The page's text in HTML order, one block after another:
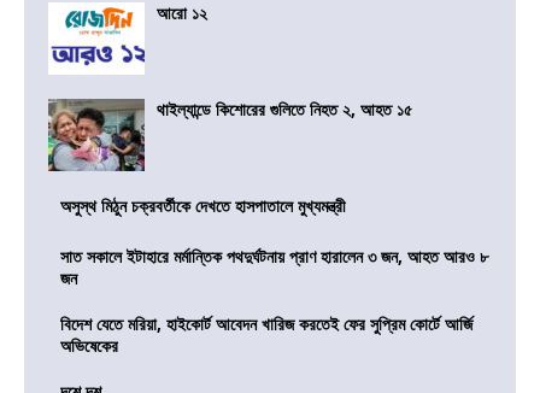
আরো ১২
থাইল্যান্ডে কিশোরের গুলিতে নিহত ২, আহত ১৫
অসুস্থ মিঠুন চক্রবর্তীকে দেখতে হাসপাতালে মুখ্যমন্ত্রী
সাত সকালে ইটাহারে মর্মান্তিক পথদুর্ঘটনায় প্রাণ হারালেন ৩ জন, আহত আরও ৮
জন
বিদেশ যেতে মরিয়া, হাইকোর্ট আবেদন খারিজ করতেই ফের সুপ্রিম কোর্টে আর্জি
অভিষেকের